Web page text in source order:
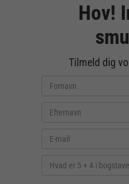
Hov!
Tilmeld dig